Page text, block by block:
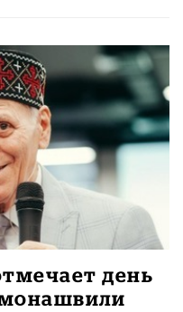
день